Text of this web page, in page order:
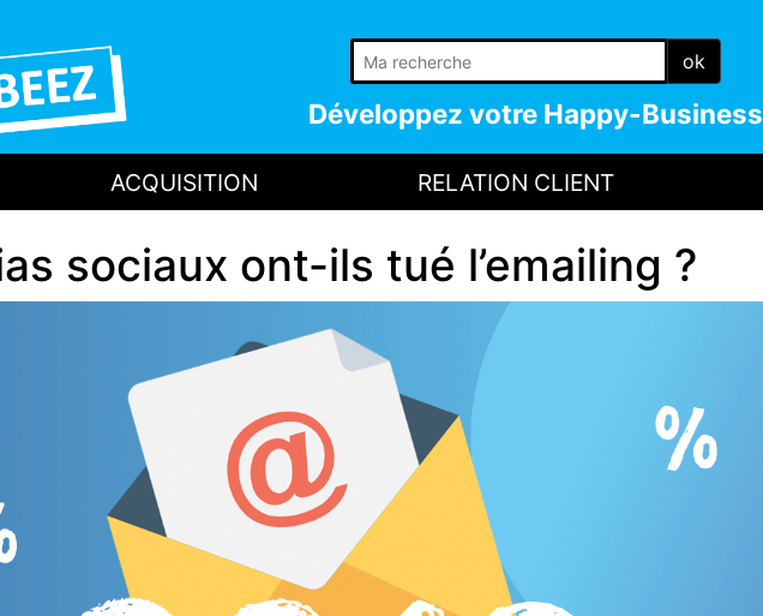
ok
Développez votre Happy-Business
ACQUISITION RELATION CLIENT
sociaux ont-ils tué l’emailing ?